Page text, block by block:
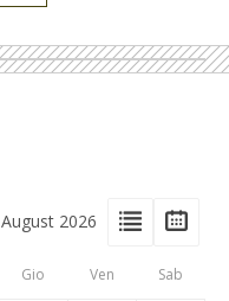
View
List
August 2026
Gio Ven Sab